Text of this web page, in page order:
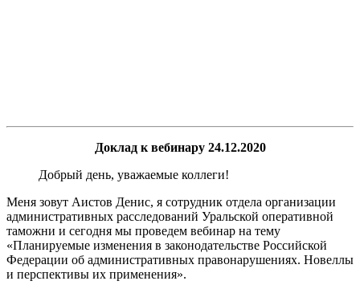
Доклад к вебинару 24.12.2020
Добрый день, уважаемые коллеги!
Меня зовут Аистов Денис, я сотрудник отдела организации
административных расследований Уральской оперативной
таможни и сегодня мы проведем вебинар на тему
«Планируемые изменения в законодательстве Российской
Федерации об административных правонарушениях. Новеллы
и перспективы их применения».